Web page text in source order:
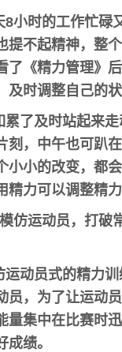
8小时的工作忙碌
提不起精神，整
了《精力管理》
及时调整自己的状
累了及时站起来
刻，中午也可趴
小小的改变，都会
精力可以调整精力
运动员，打破
运动员式的精力
员，为了让运动
量集中在比赛时
成绩。